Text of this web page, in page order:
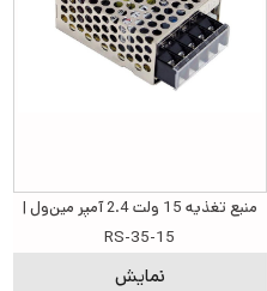
منبع تغذیه 15 ولت 2.4 آمپر مین‌ول |
RS-35-15
نمایش